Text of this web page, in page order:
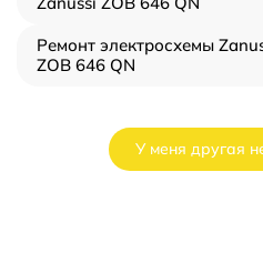
Ремонт электросхемы
ZOB 646 QN
У меня другая